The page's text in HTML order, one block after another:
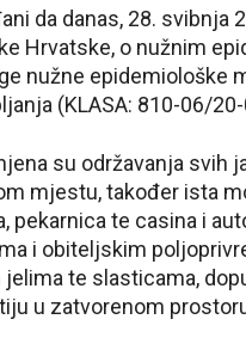
da danas, 28. svibnja
Hrvatske, o nužnim
nužne epidemiološke
(KLASA: 810-06/
su održavanja svih
mjestu, također ista
pekarnica te casina i
i obiteljskim
te slasticama,
u zatvorenom